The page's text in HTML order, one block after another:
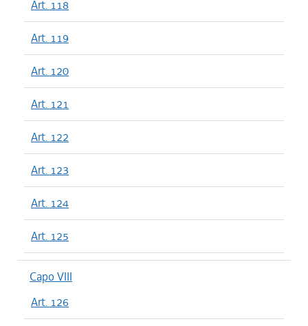
Art. 118
Art. 119
Art. 120
Art. 121
Art. 122
Art. 123
Art. 124
Art. 125
Capo VIII
Art. 126